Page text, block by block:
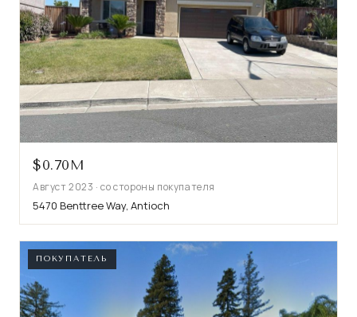
$0.70M
Август 2023 · со стороны покупателя
5470 Benttree Way, Antioch
ПОКУПАТЕЛЬ